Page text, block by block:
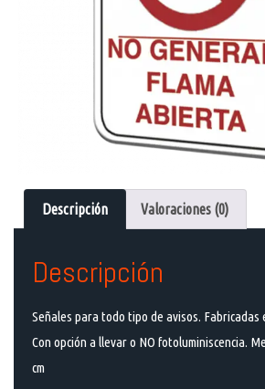
Descripción Valoraciones (0)
Descripción
Señales para todo tipo de avisos. Fabricadas
Con opción a llevar o NO fotoluminiscencia.
cm